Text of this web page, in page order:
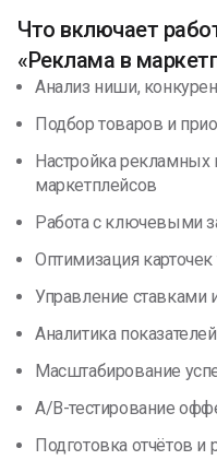
Что включает
«Реклама в
Анализ ниши,
Подбор товаров и
Настройка рекламных
маркетплейсов
Работа с ключевыми
Оптимизация
Управление
Аналитика
Масштабирование
A/B-тестирование
Подготовка отчётов и